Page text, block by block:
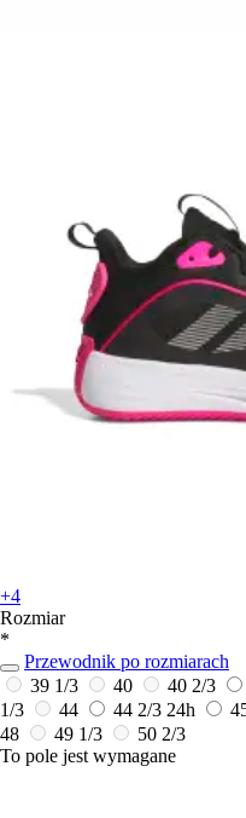
+4
Rozmiar
*
Przewodnik po rozmiarach
39 1/3
40 40 2/3
1/3
44 44 2/3 24h
48
49 1/3
50 2/3
To pole jest wymagane